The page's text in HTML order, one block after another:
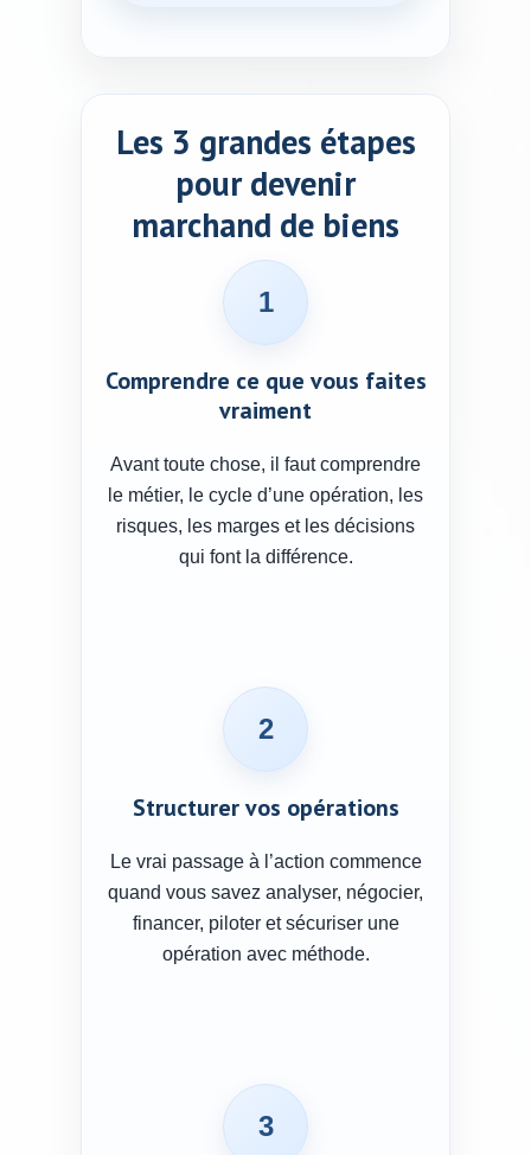
Les 3 grandes étapes
pour devenir
marchand de biens
1
Comprendre ce que vous faites
vraiment
Avant toute chose, il faut comprendre
le métier, le cycle d’une opération, les
risques, les marges et les décisions
qui font la différence.
2
Structurer vos opérations
Le vrai passage à l’action commence
quand vous savez analyser, négocier,
financer, piloter et sécuriser une
opération avec méthode.
3